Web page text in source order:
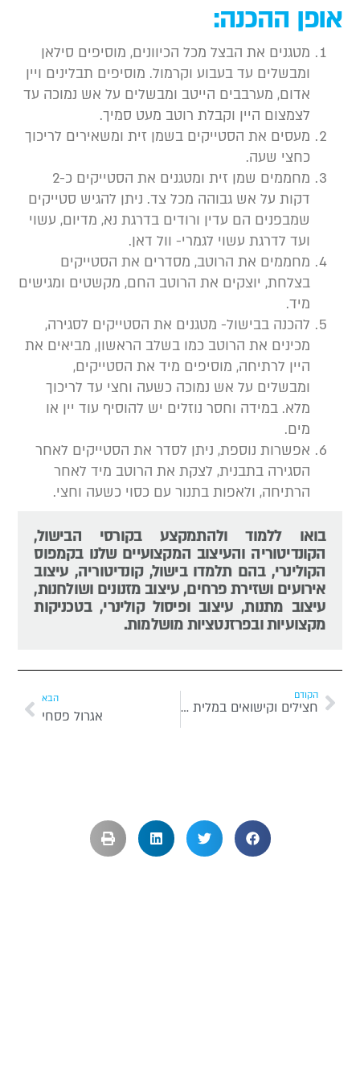
ההכנה:
מטגנים את הבצל מכל הכיוונים, מוסיפים סילאן
ומבשלים עד בעבוע וקרמול. מוסיפים תבלינים ויין
אדום, מערבבים הייטב ומבשלים על אש נמוכה עד
לצמצום היין וקבלת רוטב מעט סמיך.
מעסים את הסטייקים בשמן זית ומשאירים לריכוך
כחצי שעה.
מחממים שמן זית ומטגנים את הסטייקים כ-2
דקות על אש גבוהה מכל צד. ניתן להגיש סטייקים
שמבפנים הם עדין ורודים בדרגת נא, מדיום, עשוי
ועד לדרגת עשוי לגמרי- וול דאן.
מחממים את הרוטב, מסדרים את הסטייקים
בצלחת, יוצקים את הרוטב החם, מקשטים ומגישים
מיד.
להכנה בבישול- מטגנים את הסטייקים לסגירה,
מכינים את הרוטב כמו בשלב הראשון, מביאים את
היין לרתיחה, מוסיפים מיד את הסטייקים,
ומבשלים על אש נמוכה כשעה וחצי עד לריכוך
מלא. במידה וחסר נוזלים יש להוסיף עוד יין או
מים.
אפשרות נוספת, ניתן לסדר את הסטייקים לאחר
הסגירה בתבנית, לצקת את הרוטב מיד לאחר
הרתיחה, ולאפות בתנור עם כסוי כשעה וחצי.
בואו ללמוד ולהתמקצע בקורסי הבישול,
הקונדיטוריה והעיצוב המקצועיים שלנו בקמפוס
הקולינרי, בהם תלמדו בישול, קונדיטוריה, עיצוב
אירועים ושזירת פרחים, עיצוב מזנונים ושולחנות,
עיצוב מתנות, עיצוב ופיסול קולינרי, בטכניקות
מקצועיות ובפרזנטציות מושלמות.
הקודם
חצילים וקישואים במלית בשר טחון, פטריות וכבדים אגרול פסחי